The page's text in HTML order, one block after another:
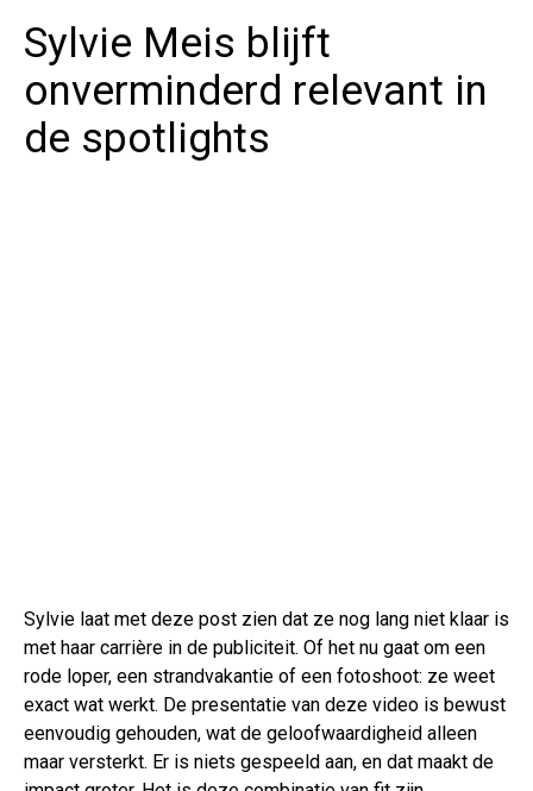
Sylvie Meis blijft
onverminderd relevant in
de spotlights
Sylvie laat met deze post zien dat ze nog lang niet klaar is
met haar carrière in de publiciteit. Of het nu gaat om een
rode loper, een strandvakantie of een fotoshoot: ze weet
exact wat werkt. De presentatie van deze video is bewust
eenvoudig gehouden, wat de geloofwaardigheid alleen
maar versterkt. Er is niets gespeeld aan, en dat maakt de